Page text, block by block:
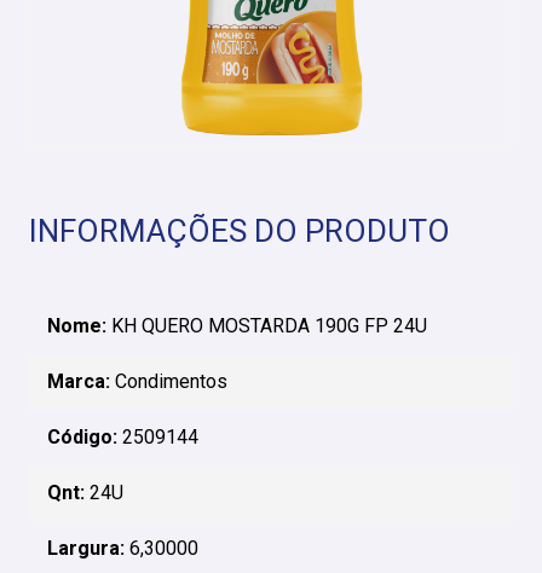
INFORMAÇÕES DO PRODUTO
Nome: KH QUERO MOSTARDA 190G FP 24U
Marca: Condimentos
Código: 2509144
Qnt: 24U
Largura: 6,30000